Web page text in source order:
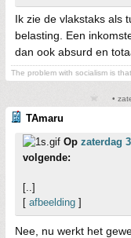
Ik zie de vlakstaks als
belasting. Een
dan ook absurd en
The problem with socialism is
•
TAmaru
Op zaterdag
volgende:
[..]
[ afbeelding ]
Nee, nu werkt het